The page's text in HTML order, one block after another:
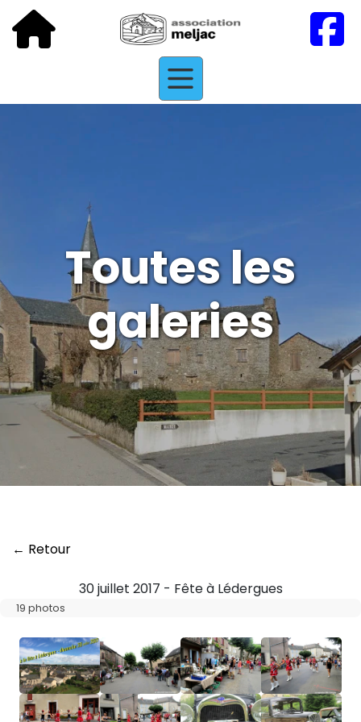
Toutes les
galeries
← Retour
30 juillet 2017 - Fête à Lédergues
19 photos